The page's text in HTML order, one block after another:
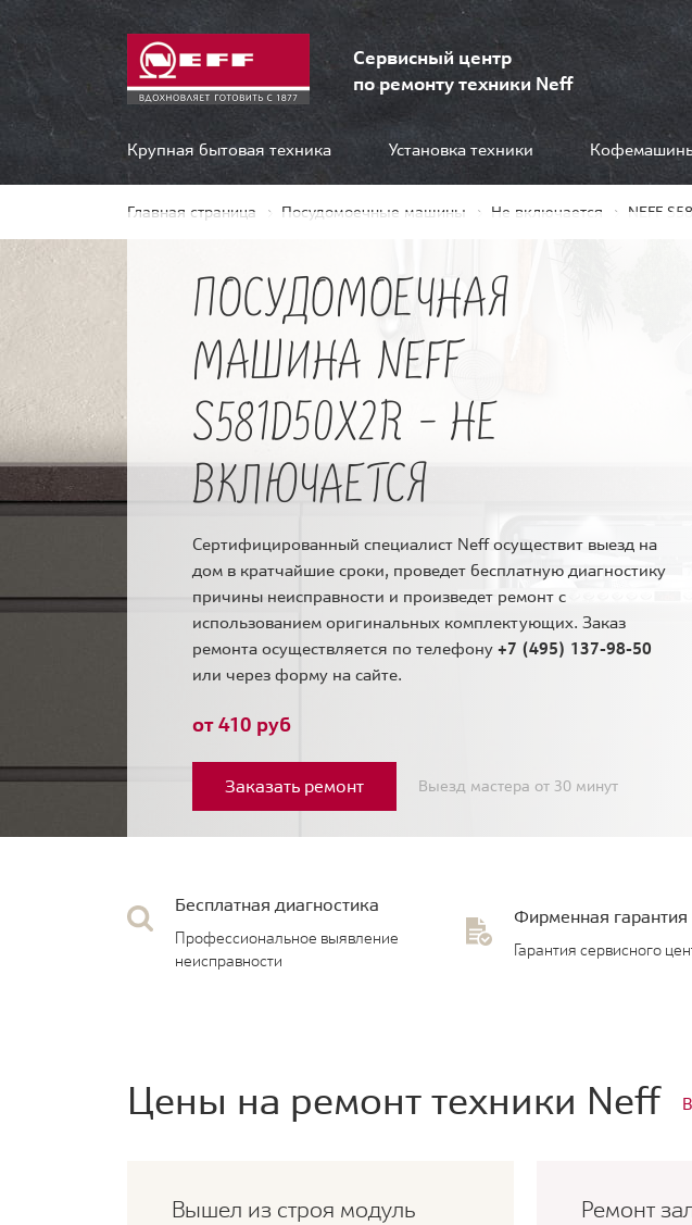
Сервисный центр
по ремонту техники Neff
Крупная бытовая техника Установка техники
Главная страница Посудомоечные машины Не включается NEFF
ПОСУДОМОЕЧНАЯ
МАШИНА NEFF
S581D50X2R - НЕ
ВКЛЮЧАЕТСЯ
Сертифицированный специалист Neff осуществит выезд на
дом в кратчайшие сроки, проведет бесплатную диагностику
причины неисправности и произведет ремонт с
использованием оригинальных комплектующих. Заказ
ремонта осуществляется по телефону +7 (495) 137-98-50
или через форму на сайте.
от 410 руб
Заказать ремонт Выезд мастера от 30 минут
Бесплатная диагностика
Профессиональное выявление
неисправности
Фирменная гарантия
Гарантия сервисного
Цены на ремонт техники Neff
Вышел из строя модуль
Ремонт